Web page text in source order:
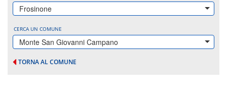
Frosinone
CERCA UN COMUNE
Monte San Giovanni Campano
TORNA AL COMUNE